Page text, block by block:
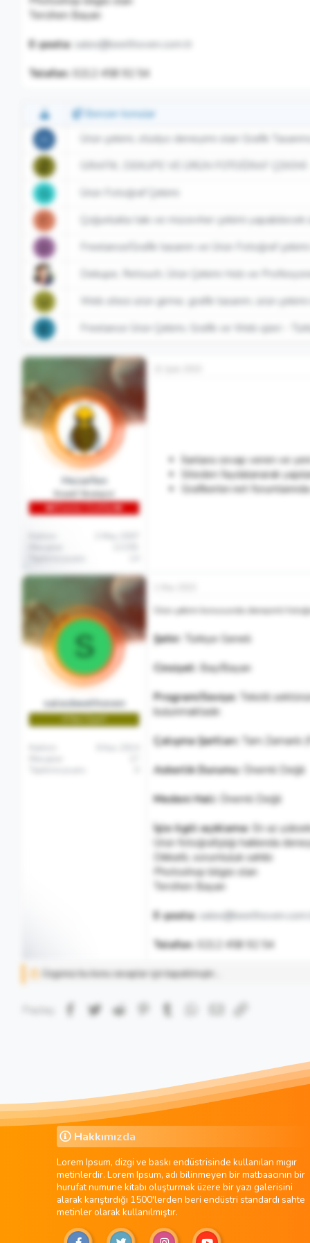
Tercihen Bayan
E-posta: sales@beethoven.com.tr
Telefon: 0212 458 92 54
Benzer konular
Ürün çekimi, stüdyo deneyimi olan Grafik
GRAFİK, DEKUPE VE ÜRÜN FOTOĞRAF ÇEKİMİ
G Ürün Fotoğraf Çekimi
Çoğunlukla takı ve mücevher çekimi yapabilecek
Freelance/Grafik tasarım ve Ürün Fotoğraf
Dekupe, Retouch, Ürün Çekimi Hızlı ve
Web sitesi ürün girme, grafik tasarım, ürün
Freelance Ürün Çekimi, Grafik ve Web işleri -
Hezarfen
Kreatif Stratejist
👑Efsanevi Grafiker👑
İlanlara cevap veren ve
Siteden faydalanarak
Grafikerler.net
S
salesbeethoven
🌱Yeni Üye🌱
Ürün çekimi konusunda deneyimli
Şehir: Türkiye Geneli
Cinsiyet: Bay/Bayan
Program/Seviye: Tekstil
bulunmaktadır.
Çalışma Şartları: Tam Zamanlı
Askerlik Durumu: Önemli Değil
Medeni Hali: Önemli Değil
İşle ilgili açıklama: En az
Ürün fotoğrafçılığı hakkında
Dikkatli, sorumluluk sahibi
Photoshop bilgisi olan
Tercihen Bayan
E-posta: sales@beethoven.com.tr
Telefon: 0212 458 92 54
Üzgünüz bu konu cevaplar için kapatılmıştır...
Facebook
Twitter Pinterest WhatsApp
E-posta
Hakkımızda
Lorem Ipsum, dizgi ve baskı endüstrisinde kullanılan mıgır
metinlerdir. Lorem Ipsum, adı bilinmeyen bir matbaacının bir
hurufat numune kitabı oluşturmak üzere bir yazı galerisini
alarak karıştırdığı 1500'lerden beri endüstri standardı sahte
metinler olarak kullanılmıştır.